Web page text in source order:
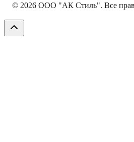
© 2026 ООО "АК Стиль". Все